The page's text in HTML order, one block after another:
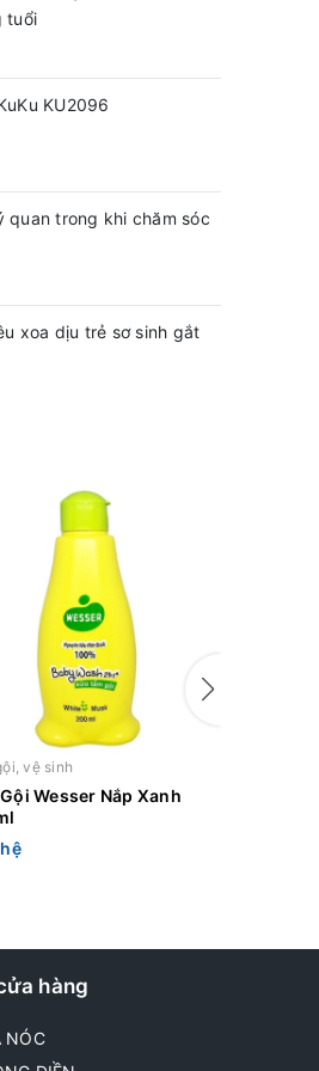
tuổi
KU2096
quan trong khi chăm sóc
xoa dịu trẻ sơ sinh gắt
vệ sinh
Wesser Nắp Xanh
hàng
NÓC